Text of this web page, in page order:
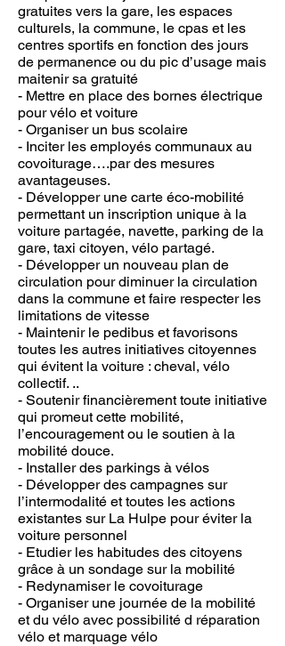
gratuites vers la gare, les espaces
culturels, la commune, le cpas et les
centres sportifs en fonction des jours
de permanence ou du pic d’usage mais
maitenir sa gratuité
- Mettre en place des bornes électrique
pour vélo et voiture
- Organiser un bus scolaire
- Inciter les employés communaux au
covoiturage….par des mesures
avantageuses.
- Développer une carte éco-mobilité
permettant un inscription unique à la
voiture partagée, navette, parking de la
gare, taxi citoyen, vélo partagé.
- Développer un nouveau plan de
circulation pour diminuer la circulation
dans la commune et faire respecter les
limitations de vitesse
- Maintenir le pedibus et favorisons
toutes les autres initiatives citoyennes
qui évitent la voiture : cheval, vélo
collectif. ..
- Soutenir financièrement toute initiative
qui promeut cette mobilité,
l’encouragement ou le soutien à la
mobilité douce.
- Installer des parkings à vélos
- Développer des campagnes sur
l’intermodalité et toutes les actions
existantes sur La Hulpe pour éviter la
voiture personnel
- Etudier les habitudes des citoyens
grâce à un sondage sur la mobilité
- Redynamiser le covoiturage
- Organiser une journée de la mobilité
et du vélo avec possibilité d réparation
vélo et marquage vélo